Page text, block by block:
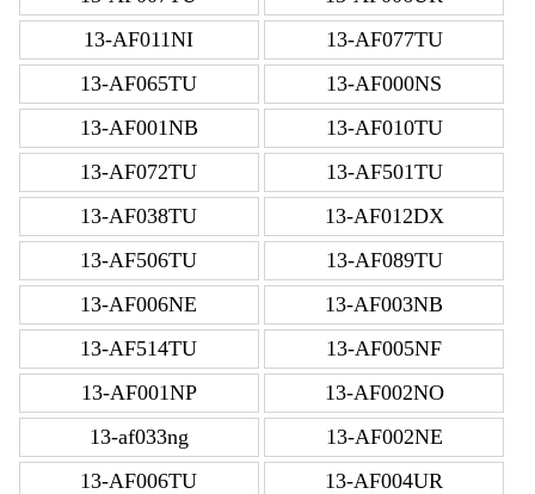
13-AF011NI
13-AF077TU
13-AF065TU
13-AF000NS
13-AF001NB
13-AF010TU
13-AF072TU
13-AF501TU
13-AF038TU
13-AF012DX
13-AF506TU
13-AF089TU
13-AF006NE
13-AF003NB
13-AF514TU
13-AF005NF
13-AF001NP
13-AF002NO
13-af033ng
13-AF002NE
13-AF006TU
13-AF004UR